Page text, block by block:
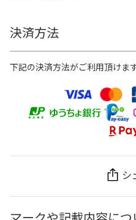
決済方法
下記の決済方法がご利用頂けます
シ